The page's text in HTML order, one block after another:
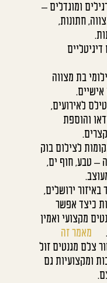
ומוגדלים –
חתונות,
בת מצווה
אישיים.
לאירועים,
והוספת
לצילום בוק
– טבע, חוף ים,
באיזור ירושלים,
כיצד אפשר
מקצועי ואמין
מאמר זה
צלם מגנטים זול
ומקצועיות גם